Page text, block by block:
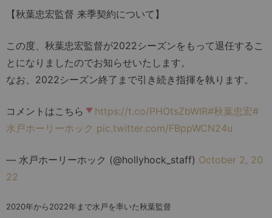
【秋葉忠宏監督 来季契約について】
この度、秋葉忠宏監督が2022シーズンをもって退任するこ
とになりましたのでお知らせいたします。
なお、2022シーズン終了まで引き続き指揮を執ります。
コメントはこちら https://t.co/PHOtsZbWlR#秋葉忠宏#
水戸ホーリーホック pic.twitter.com/FBppWCN24u
— 水戸ホーリーホック (@hollyhock_staff) October 2, 20
22
2020年から2022年まで水戸を率いた秋葉監督